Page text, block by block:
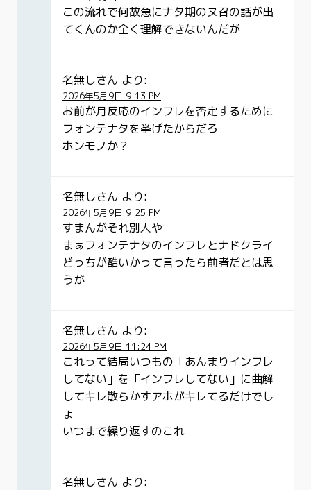
この流れで何故急にナタ期のヌ召の話が出
てくんのか全く理解できないんだが
名無しさん より:
2026年5月9日 9:13 PM
お前が月反応のインフレを否定するために
フォンテナタを挙げたからだろ
ホンモノか？
名無しさん より:
2026年5月9日 9:25 PM
すまんがそれ別人や
まぁフォンテナタのインフレとナドクライ
どっちが酷いかって言ったら前者だとは思
うが
名無しさん より:
2026年5月9日 11:24 PM
これって結局いつもの「あんまりインフレ
してない」を「インフレしてない」に曲解
してキレ散らかすアホがキレてるだけでし
ょ
いつまで繰り返すのこれ
名無しさん より: